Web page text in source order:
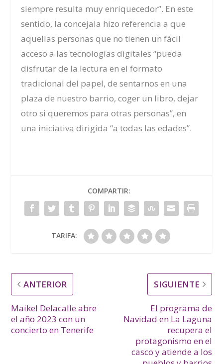
siempre resulta muy enriquecedor”. En este
sentido, la concejala hizo referencia a que
aquellas personas que no tienen un fácil
acceso a las tecnologías digitales “pueda
disfrutar de la lectura en el formato
tradicional del papel, de sentarnos en una
plaza de nuestro barrio, coger un libro, dejar
otro si queremos para otras personas”, en
una iniciativa dirigida “a todas las edades”.
COMPARTIR:
TARIFA:
ANTERIOR
Maikel Delacalle abre
el año 2023 con un
concierto en Tenerife
SIGUIENTE
El programa de
Navidad en La Laguna
recupera el
protagonismo en el
casco y atiende a los